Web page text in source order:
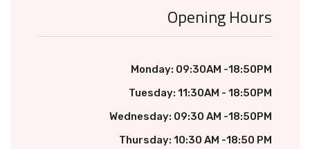
Opening Hours
Monday: 09:30AM -18:50PM
Tuesday: 11:30AM - 18:50PM
Wednesday: 09:30 AM -18:50PM
Thursday: 10:30 AM -18:50 PM